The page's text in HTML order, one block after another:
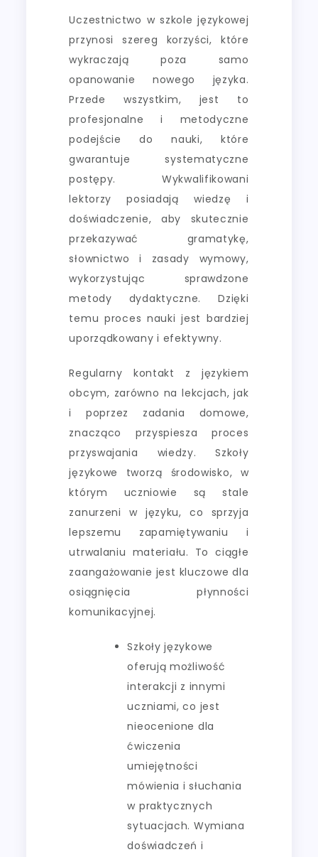
Uczestnictwo w szkole językowej
przynosi szereg korzyści, które
wykraczają poza samo
opanowanie nowego języka.
Przede wszystkim, jest to
profesjonalne i metodyczne
podejście do nauki, które
gwarantuje systematyczne
postępy. Wykwalifikowani
lektorzy posiadają wiedzę i
doświadczenie, aby skutecznie
przekazywać gramatykę,
słownictwo i zasady wymowy,
wykorzystując sprawdzone
metody dydaktyczne. Dzięki
temu proces nauki jest bardziej
uporządkowany i efektywny.
Regularny kontakt z językiem
obcym, zarówno na lekcjach, jak
i poprzez zadania domowe,
znacząco przyspiesza proces
przyswajania wiedzy. Szkoły
językowe tworzą środowisko, w
którym uczniowie są stale
zanurzeni w języku, co sprzyja
lepszemu zapamiętywaniu i
utrwalaniu materiału. To ciągłe
zaangażowanie jest kluczowe dla
osiągnięcia płynności
komunikacyjnej.
Szkoły językowe
oferują możliwość
interakcji z innymi
uczniami, co jest
nieocenione dla
ćwiczenia
umiejętności
mówienia i słuchania
w praktycznych
sytuacjach. Wymiana
doświadczeń i